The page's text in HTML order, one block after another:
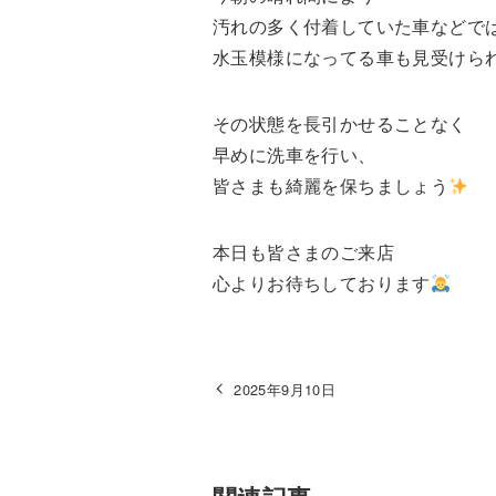
汚れの多く付着していた車などで
水玉模様になってる車も見受けら
その状態を長引かせることなく
早めに洗車を行い、
皆さまも綺麗を保ちましょう
本日も皆さまのご来店
心よりお待ちしております
2025年9月10日